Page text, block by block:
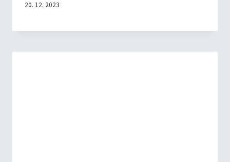
20. 12. 2023